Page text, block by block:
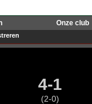
Onze club
4-1
(2-0)